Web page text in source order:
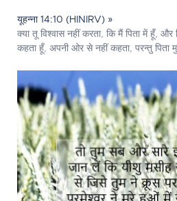
यूहन्ना 14:10 (HINIRV) »
क्या तू विश्वास नहीं करता, कि मैं पिता में हूँ,
कहता हूँ, अपनी ओर से नहीं कहता, परन्तु